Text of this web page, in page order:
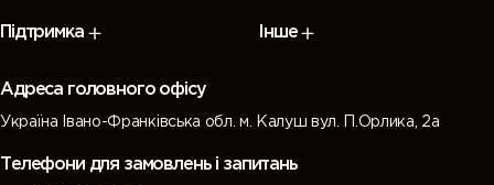
Підтримка Інше
Адреса головного офісу
Україна Івано-Франківська обл. м. Калуш вул. П.Орлика, 2а
Телефони для замовлень і запитань